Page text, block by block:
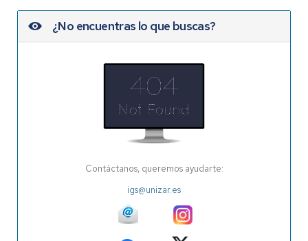
¿No encuentras lo que buscas?
Contáctanos, queremos ayudarte:
igs@unizar.es